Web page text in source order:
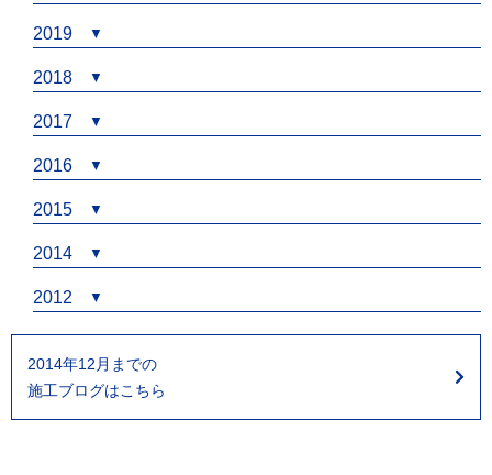
2019
2018
2017
2016
2015
2014
2012
2014年12月までの
施工ブログはこちら